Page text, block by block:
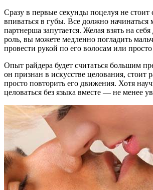
Сразу в первые секунды поцелуя не стоит
впиваться в губы. Все должно начинаться
партнерша запутается. Желая взять на
роль, вы можете медленно погладить
провести рукой по его волосам или просто
Опыт райдера будет считаться большим
он признан в искусстве целования, стоит
просто повторить его движения. Хотя
целоваться без языка вместе — не менее